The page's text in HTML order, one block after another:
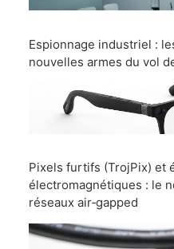
Espionnage industriel :
nouvelles armes du vol
Pixels furtifs (TrojPix) et
électromagnétiques : le
réseaux air‑gapped